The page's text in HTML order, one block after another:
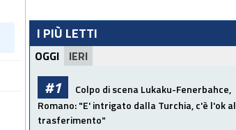
I PIÙ LETTI
OGGI IERI
#1
Colpo di scena Lukaku-Fenerbahce,
Romano: "E' intrigato dalla Turchia, c'è l'ok al
trasferimento"